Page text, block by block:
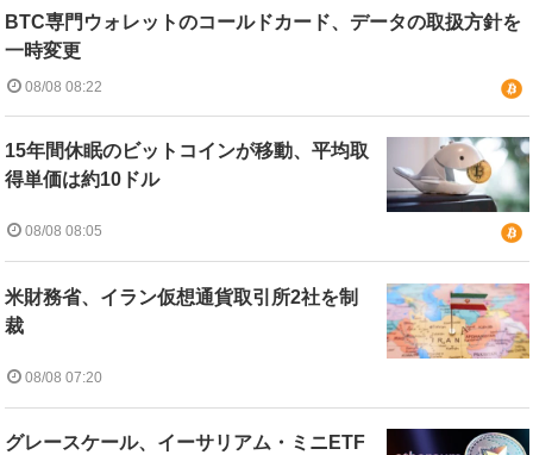
BTC専門ウォレットのコールドカード、データの取扱方針を
一時変更
08/08 08:22
15年間休眠のビットコインが移動、平均取
得単価は約10ドル
08/08 08:05
米財務省、イラン仮想通貨取引所2社を制
裁
08/08 07:20
グレースケール、イーサリアム・ミニETF